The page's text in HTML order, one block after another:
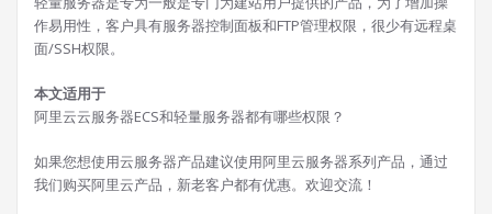
作易用性，客户具有服务器控制面板和FTP管理权限，很少有远程桌
面/SSH权限。
本文适用于
阿里云云服务器ECS和轻量服务器都有哪些权限？
如果您想使用云服务器产品建议使用阿里云服务器系列产品，通过
我们购买阿里云产品，新老客户都有优惠。欢迎交流！